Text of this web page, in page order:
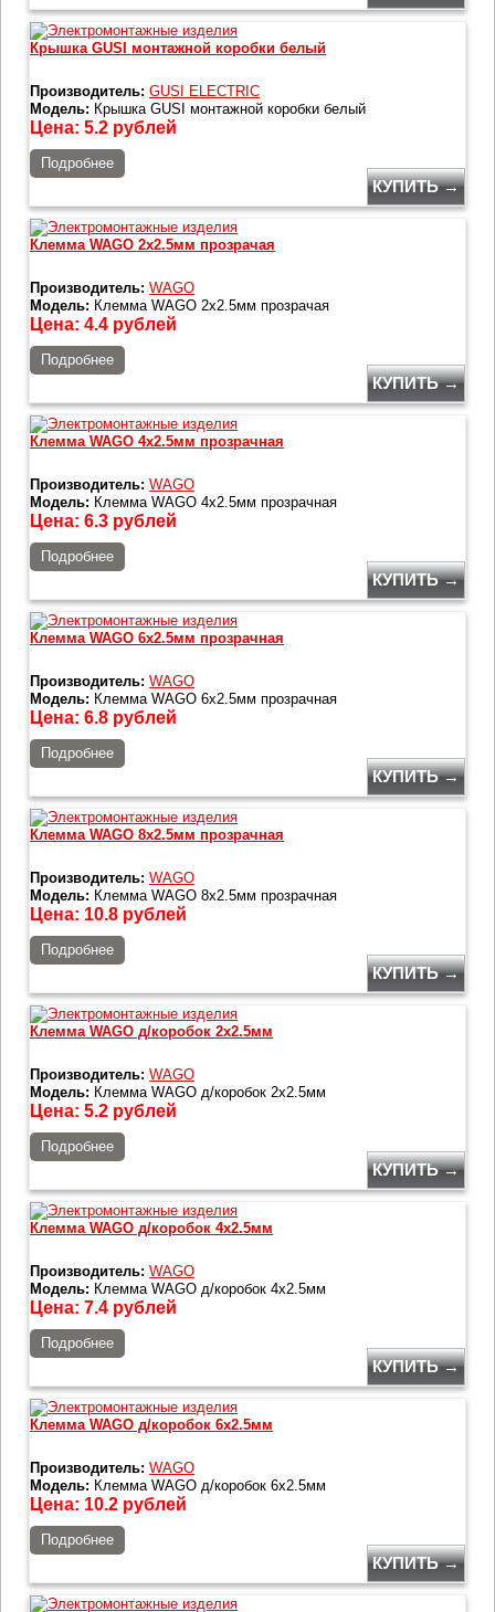
Крышка GUSI монтажной коробки белый
Производитель: GUSI ELECTRIC
Модель: Крышка GUSI монтажной коробки белый
Цена: 5.2 рублей
Подробнее
КУПИТЬ →
Клемма WAGO 2x2.5мм прозрачая
Производитель: WAGO
Модель: Клемма WAGO 2x2.5мм прозрачая
Цена: 4.4 рублей
Подробнее
КУПИТЬ →
Клемма WAGO 4x2.5мм прозрачная
Производитель: WAGO
Модель: Клемма WAGO 4x2.5мм прозрачная
Цена: 6.3 рублей
Подробнее
КУПИТЬ →
Клемма WAGO 6x2.5мм прозрачная
Производитель: WAGO
Модель: Клемма WAGO 6x2.5мм прозрачная
Цена: 6.8 рублей
Подробнее
КУПИТЬ →
Клемма WAGO 8х2.5мм прозрачная
Производитель: WAGO
Модель: Клемма WAGO 8х2.5мм прозрачная
Цена: 10.8 рублей
Подробнее
КУПИТЬ →
Клемма WAGO д/коробок 2х2.5мм
Производитель: WAGO
Модель: Клемма WAGO д/коробок 2х2.5мм
Цена: 5.2 рублей
Подробнее
КУПИТЬ →
Клемма WAGO д/коробок 4х2.5мм
Производитель: WAGO
Модель: Клемма WAGO д/коробок 4х2.5мм
Цена: 7.4 рублей
Подробнее
КУПИТЬ →
Клемма WAGO д/коробок 6х2.5мм
Производитель: WAGO
Модель: Клемма WAGO д/коробок 6х2.5мм
Цена: 10.2 рублей
Подробнее
КУПИТЬ →